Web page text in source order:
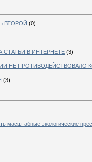
ВТОРОЙ (0)
СТАТЬИ В ИНТЕРНЕТЕ (3)
НЕ ПРОТИВОДЕЙСТВОВАЛО
(3)
масштабные экологические